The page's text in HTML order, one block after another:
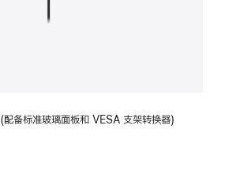
备标准玻璃面板和 VESA 支架转换器)